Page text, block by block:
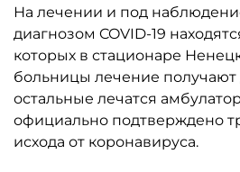
На лечении и под
диагнозом COVID-19
которых в стационаре
больницы лечение получают
остальные лечатся
официально подтверждено
исхода от коронавируса.